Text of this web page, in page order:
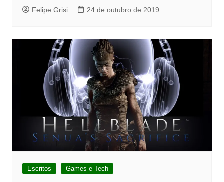
Felipe Grisi 24 de outubro de 2019
Escritos Games e Tech